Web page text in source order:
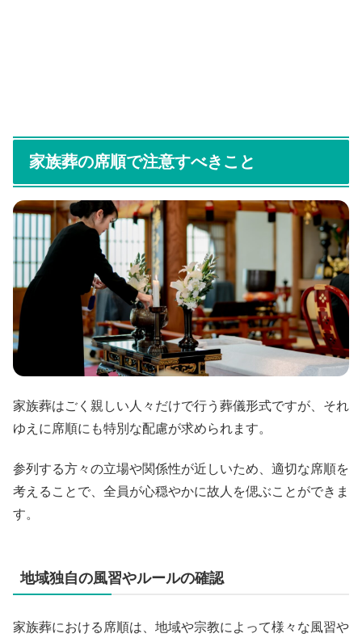
家族葬の席順で注意すべきこと
家族葬はごく親しい人々だけで行う葬儀形式ですが、それ
ゆえに席順にも特別な配慮が求められます。
参列する方々の立場や関係性が近しいため、適切な席順を
考えることで、全員が心穏やかに故人を偲ぶことができま
す。
地域独自の風習やルールの確認
家族葬における席順は、地域や宗教によって様々な風習や